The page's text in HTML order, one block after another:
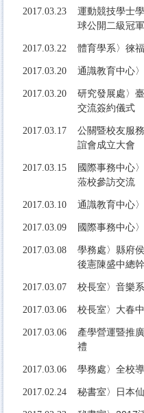
2017.03.23
運動競技學士
球公開二級冠
2017.03.22 體育學系〉徠
2017.03.20 通識教育中心
2017.03.20
研究發展處〉
交流簽約儀式
2017.03.17
公關暨校友服
誼會成立大會
2017.03.15
國際事務中心
蒞校參訪交流
2017.03.10 通識教育中心
2017.03.09 國際事務中心
2017.03.08
學務處〉縣府
後憲陳盛中總
2017.03.07 校長室〉音樂
2017.03.06 校長室〉大春
2017.03.06
產學營運暨推
禮
2017.03.06 學務處〉全校
2017.02.24 秘書室〉日本